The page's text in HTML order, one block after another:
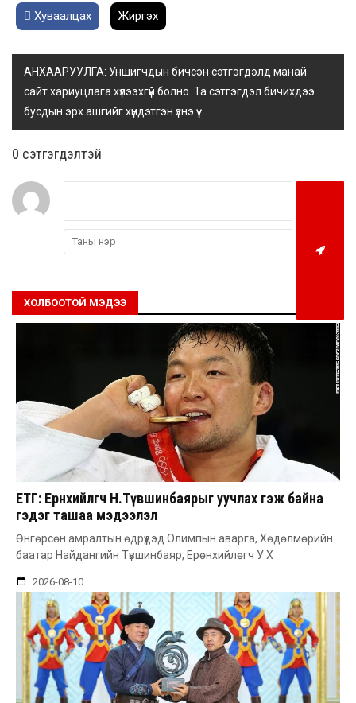
Хуваалцах
Жиргэх
АНХААРУУЛГА: Уншигчдын бичсэн сэтгэгдэлд манай
сайт хариуцлага хүлээхгүй болно. Та сэтгэгдэл бичихдээ
бусдын эрх ашгийг хүндэтгэн үзнэ үү.
0 cэтгэгдэлтэй
ХОЛБООТОЙ МЭДЭЭ
ЕТГ: Ерөнхийлөгч Н.Түвшинбаярыг уучлах гэж байна
гэдэг ташаа мэдээлэл
Өнгөрсөн амралтын өдрүүдэд Олимпын аварга, Хөдөлмөрийн
баатар Найдангийн Түвшинбаяр, Ерөнхийлөгч У.Х
2026-08-10